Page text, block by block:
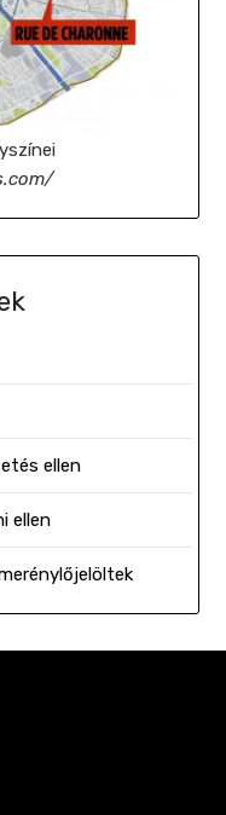
ellen
ellen